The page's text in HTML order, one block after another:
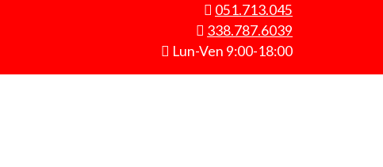
051.713.045
338.787.6039
Lun-Ven 9:00-18:00